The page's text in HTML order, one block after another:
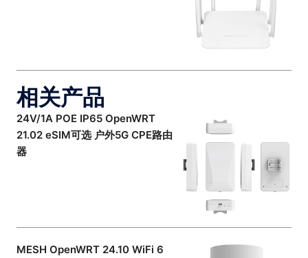
相关产品
24V/1A POE IP65 OpenWRT
21.02 eSIM可选 户外5G CPE路由
器
MESH OpenWRT 24.10 WiFi 6